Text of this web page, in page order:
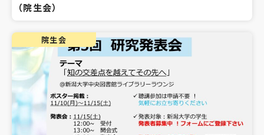
（院生会）
院生会